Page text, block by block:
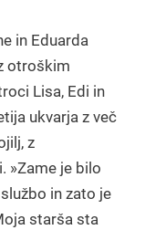
in Eduarda
otroškim
Lisa, Edi in
ukvarja z več
z
»Zame je bilo
in zato je
starša sta